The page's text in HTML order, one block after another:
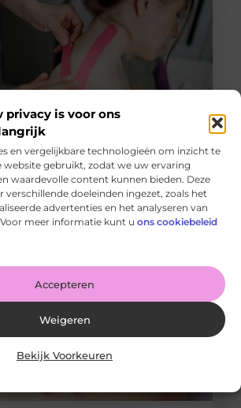
privacy is voor ons
en vergelijkbare technologieën om inzicht te
website gebruikt, zodat we uw ervaring
waardevolle content kunnen bieden. Deze
verschillende doeleinden ingezet, zoals het
advertenties en het analyseren van
meer informatie kunt u ons cookiebeleid
Accepteren
Weigeren
Bekijk Voorkeuren
Tilburg Centrum: persoonlijk en
hem dan op: Share on X (Twitter)
Share on Pinterest Share on